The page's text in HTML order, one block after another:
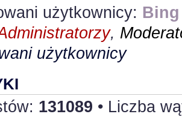
użytkownicy:
,
użytkownicy
131089 • Liczba